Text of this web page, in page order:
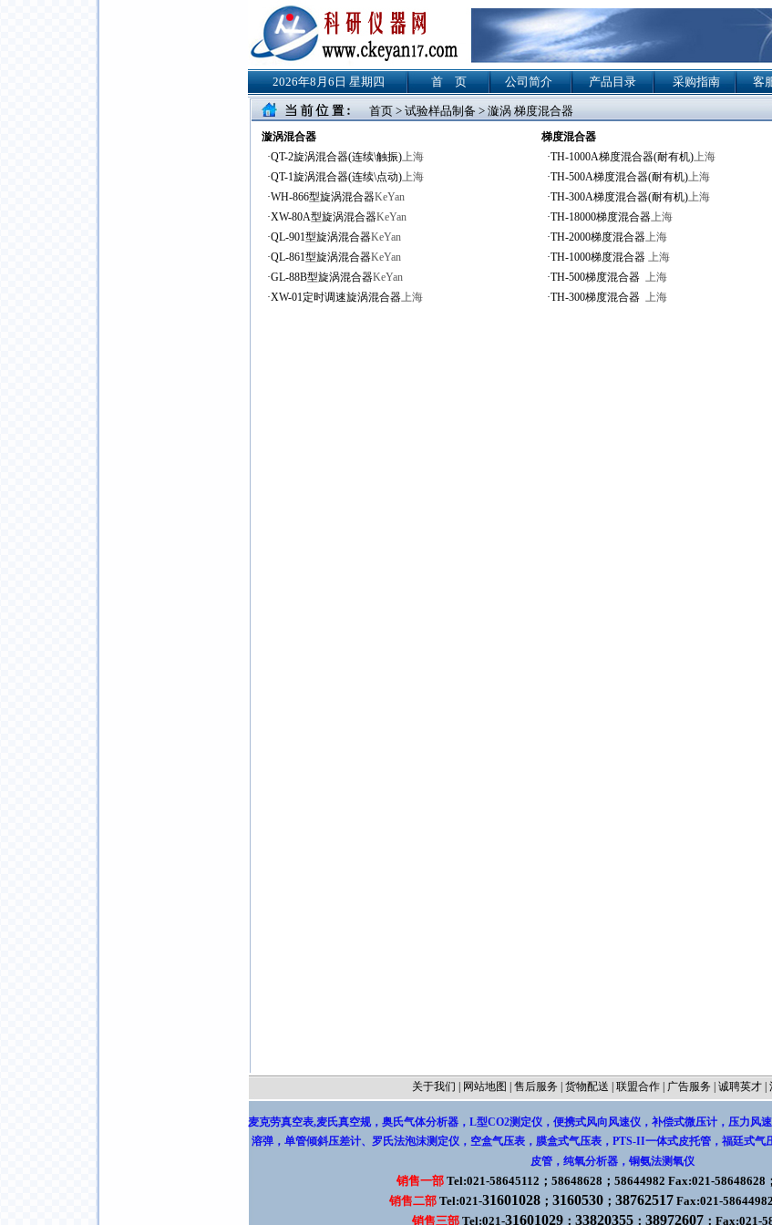
2026年8月6日 星期四 首 页 公司简介 产品目录 采购指南 客
首页 > 试验样品制备 > 漩涡 梯度混合器
漩涡混合器
·QT-2旋涡混合器(连续\触振)上海
·QT-1旋涡混合器(连续\点动)上海
·WH-866型旋涡混合器KeYan
·XW-80A型旋涡混合器KeYan
·QL-901型旋涡混合器KeYan
·QL-861型旋涡混合器KeYan
·GL-88B型旋涡混合器KeYan
·XW-01定时调速旋涡混合器上海
梯度混合器
·TH-1000A梯度混合器(耐有机)上海
·TH-500A梯度混合器(耐有机)上海
·TH-300A梯度混合器(耐有机)上海
·TH-18000梯度混合器上海
·TH-2000梯度混合器上海
·TH-1000梯度混合器上海
·TH-500梯度混合器 上海
·TH-300梯度混合器上海
关于我们
网站地图 售后服务 货物配送 联盟合作 广告服务 诚聘英才
麦克劳真空表,麦氏真空规， 奥氏气体分析器，L型CO2测定仪 ， 便携式风向风速仪 ， 补偿式微压计 ， 压力风
溶弹 ， 单管倾斜压差计、 罗氏法泡沫测定仪 ， 空盒气压表，膜盒式气压表 ， PTS-II一体式皮托管 ， 福廷式气
皮管 ， 纯氧分析器，铜氨法测氧仪
销售一部 Tel:021-58645112；58648628；58644982 Fax:021-58648628
销售二部Tel:021-31601028； 3160530； 38762517Fax:021-
销售三部 Tel:021-31601029 ； 33820355 ； 38972607 ；Fax:021-